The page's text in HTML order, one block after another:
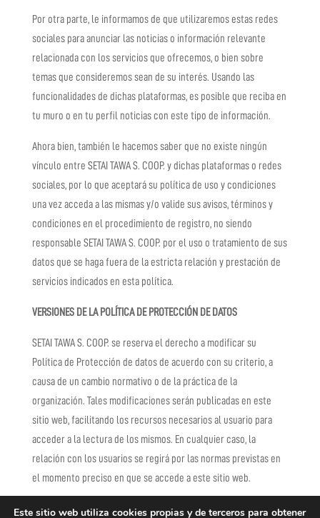
Por otra parte, le informamos de que utilizaremos estas redes
sociales para anunciar las noticias o información relevante
relacionada con los servicios que ofrecemos, o bien sobre
temas que consideremos sean de su interés. Usando las
funcionalidades de dichas plataformas, es posible que reciba en
tu muro o en tu perfil noticias con este tipo de información.
Ahora bien, también le hacemos saber que no existe ningún
vínculo entre SETAI TAWA S. COOP. y dichas plataformas o redes
sociales, por lo que aceptará su política de uso y condiciones
una vez acceda a las mismas y/o valide sus avisos, términos y
condiciones en el procedimiento de registro, no siendo
responsable SETAI TAWA S. COOP. por el uso o tratamiento de sus
datos que se haga fuera de la estricta relación y prestación de
servicios indicados en esta política.
VERSIONES DE LA POLÍTICA DE PROTECCIÓN DE DATOS
SETAI TAWA S. COOP. se reserva el derecho a modificar su
Política de Protección de datos de acuerdo con su criterio, a
causa de un cambio normativo o de la práctica de la
organización. Tales modificaciones serán publicadas en este
sitio web, facilitando los recursos necesarios al usuario para
acceder a la lectura de los mismos. En cualquier caso, la
relación con los usuarios se regirá por las normas previstas en
el momento preciso en que se accede a este sitio web.
Este sitio web utiliza cookies propias y de terceros para obtener